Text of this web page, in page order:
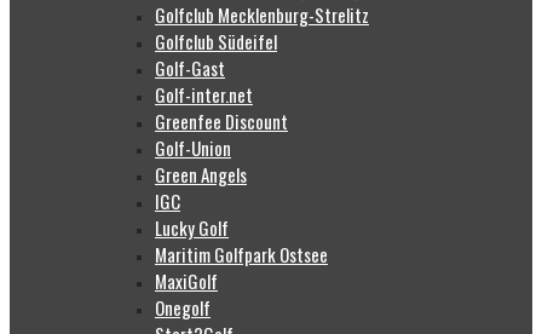
Golfclub Mecklenburg-Strelitz
Golfclub Südeifel
Golf-Gast
Golf-inter.net
Greenfee Discount
Golf-Union
Green Angels
IGC
Lucky Golf
Maritim Golfpark Ostsee
MaxiGolf
Onegolf